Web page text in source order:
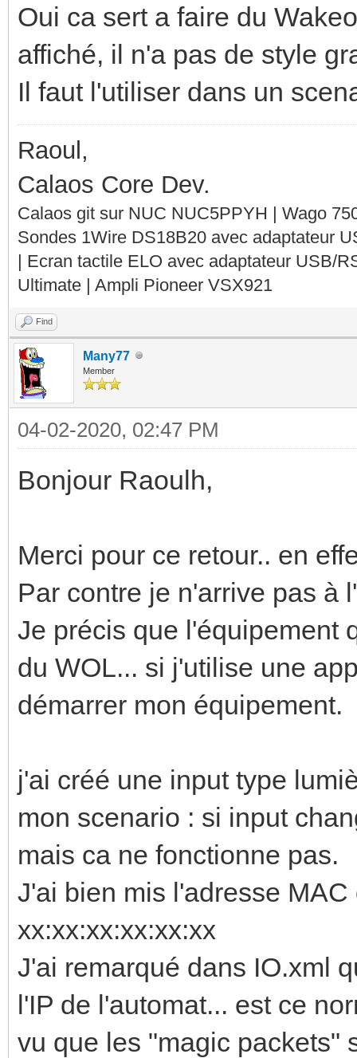
Oui ca sert a faire du
affiché, il n'a pas de style
Il faut l'utiliser dans un
Raoul,
Calaos Core Dev.
Calaos git sur NUC NUC5PPYH | Wago
Sondes 1Wire DS18B20 avec adaptateur
| Ecran tactile ELO avec adaptateur USB/
Ultimate | Ampli Pioneer VSX921
Find
Many77
Member
04-02-2020, 02:47 PM
Bonjour Raoulh,
Merci pour ce retour.. en
Par contre je n'arrive pas à
Je précis que l'équipement
du WOL... si j'utilise une
démarrer mon équipement.
j'ai créé une input type
mon scenario : si input
mais ca ne fonctionne pas.
J'ai bien mis l'adresse
xx:xx:xx:xx:xx:xx
J'ai remarqué dans IO.xml
l'IP de l'automat... est ce
vu que les "magic packets"